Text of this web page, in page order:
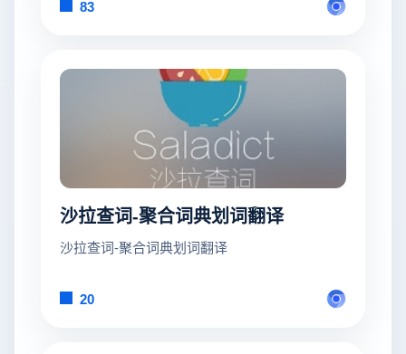
83
沙拉查词-聚合词典划词翻译
沙拉查词-聚合词典划词翻译
20